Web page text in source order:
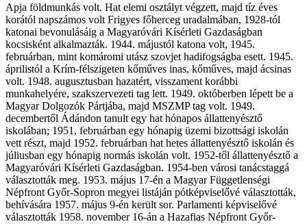
Apja földmunkás volt. Hat elemi osztályt végzett, majd tíz éves
korától napszámos volt Frigyes főherceg uradalmában, 1928-tól
katonai bevonulásáig a Magyaróvári Kísérleti Gazdaságban
kocsisként alkalmazták. 1944. májustól katona volt, 1945.
februárban, mint komáromi utász szovjet hadifogságba esett. 1945.
áprilistól a Krím-félszigeten kőműves inas, kőműves, majd ácsinas
volt. 1948. augusztusban hazatért, visszament korábbi
munkahelyére, szakszervezeti tag lett. 1949. októberben lépett be a
Magyar Dolgozók Pártjába, majd MSZMP tag volt. 1949.
decembertől Ádándon tanult egy hat hónapos állattenyésztő
iskolában; 1951. februárban egy hónapig üzemi bizottsági iskolán
vett részt, majd 1952. februárban hat hetes állattenyésztő iskolán és
júliusban egy hónapig normás iskolán volt. 1952-től állattenyésztő a
Magyaróvári Kísérleti Gazdaságban. 1954-ben városi tanácstaggá
választották meg. 1953. május 17-én a Magyar Függetlenségi
Népfront Győr-Sopron megyei listáján pótképviselővé választották,
behívására 1957. május 9-én került sor. Parlamenti képviselővé
választották 1958. november 16-án a Hazafias Népfront Győr-